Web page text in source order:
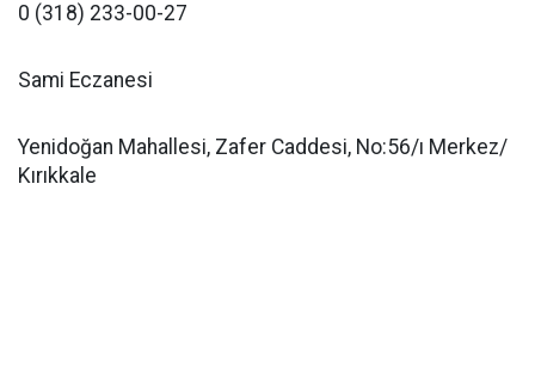
0 (318) 233-00-27
Sami Eczanesi
Yenidoğan Mahallesi, Zafer Caddesi, No:56/ı Merkez/
Kırıkkale